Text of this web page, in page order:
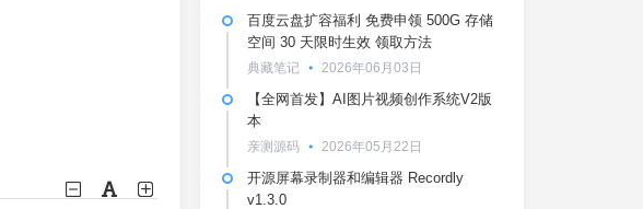
百度云盘扩容福利 免费申领 500G 存储
空间 30 天限时生效 领取方法
典藏笔记 2026年06月03日
【全网首发】AI图片视频创作系统V2版
本
亲测源码 2026年05月22日
开源屏幕录制器和编辑器 Recordly
v1.3.0